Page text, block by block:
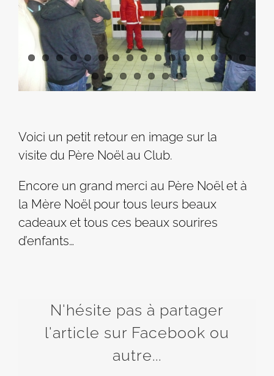
Voici un petit retour en image sur la
visite du Père Noël au Club.
Encore un grand merci au Père Noël et à
la Mère Noël pour tous leurs beaux
cadeaux et tous ces beaux sourires
d’enfants…
N'hésite pas à partager
l'article sur Facebook ou
autre...